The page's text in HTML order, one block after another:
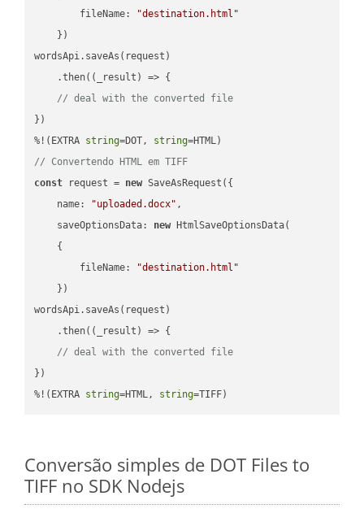
fileName:
"destination.html"
    })
wordsApi.saveAs(request)
    .then(
( _result ) => {
// deal with the converted file
})
%!(EXTRA string=DOT, string
// Convertendo HTML em TIFF
const request = new SaveAsRequest({
name: "uploaded.docx" ,
saveOptionsData: new HtmlSaveOptionsData(
    {
fileName:
"destination.html"
    })
wordsApi.saveAs(request)
    .then(
( _result ) => {
// deal with the converted file
})
%!(EXTRA string=HTML, string=TIFF)
Conversão simples de DOT Files to
TIFF no SDK Nodejs